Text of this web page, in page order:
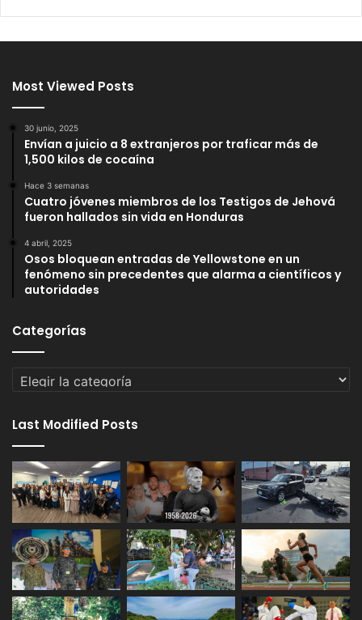
Most Viewed Posts
30 junio, 2025
Envían a juicio a 8 extranjeros por traficar más de
1,500 kilos de cocaína
Hace 3 semanas
Cuatro jóvenes miembros de los Testigos de Jehová
fueron hallados sin vida en Honduras
4 abril, 2025
Osos bloquean entradas de Yellowstone en un
fenómeno sin precedentes que alarma a científicos y
autoridades
Categorías
Categorías
Last Modified Posts